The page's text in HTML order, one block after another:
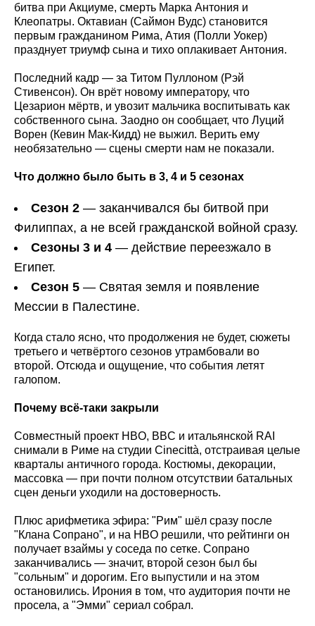
битва при Акциуме, смерть Марка Антония и
Клеопатры. Октавиан (Саймон Вудс) становится
первым гражданином Рима, Атия (Полли Уокер)
празднует триумф сына и тихо оплакивает Антония.
Последний кадр — за Титом Пуллоном (Рэй
Стивенсон). Он врёт новому императору, что
Цезарион мёртв, и увозит мальчика воспитывать как
собственного сына. Заодно он сообщает, что Луций
Ворен (Кевин Мак-Кидд) не выжил. Верить ему
необязательно — сцены смерти нам не показали.
Что должно было быть в 3, 4 и 5 сезонах
Сезон 2 — заканчивался бы битвой при
Филиппах, а не всей гражданской войной сразу.
Сезоны 3 и 4 — действие переезжало в
Египет.
Сезон 5 — Святая земля и появление
Мессии в Палестине.
Когда стало ясно, что продолжения не будет, сюжеты
третьего и четвёртого сезонов утрамбовали во
второй. Отсюда и ощущение, что события летят
галопом.
Почему всё-таки закрыли
Совместный проект HBO, BBC и итальянской RAI
снимали в Риме на студии Cinecittà, отстраивая целые
кварталы античного города. Костюмы, декорации,
массовка — при почти полном отсутствии батальных
сцен деньги уходили на достоверность.
Плюс арифметика эфира: "Рим" шёл сразу после
"Клана Сопрано", и на HBO решили, что рейтинги он
получает взаймы у соседа по сетке. Сопрано
заканчивались — значит, второй сезон был бы
"сольным" и дорогим. Его выпустили и на этом
остановились. Ирония в том, что аудитория почти не
просела, а "Эмми" сериал собрал.